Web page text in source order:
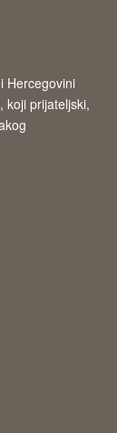
Hercegovini
koji prijateljski,